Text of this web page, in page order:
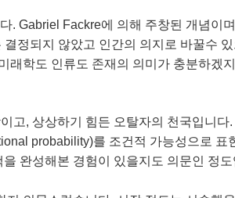
. Gabriel Fackre에 의해 주창된 개념이며
정되지 않았고 인간의 의지로 바꿀수 있
래학도 인류도 존재의 의미가 충분하겠지
고, 상상하기 힘든 오탈자의 천국입니다.
probability)를 조건적 가능성으로 표
완성해본 경험이 있을지도 의문인 정도